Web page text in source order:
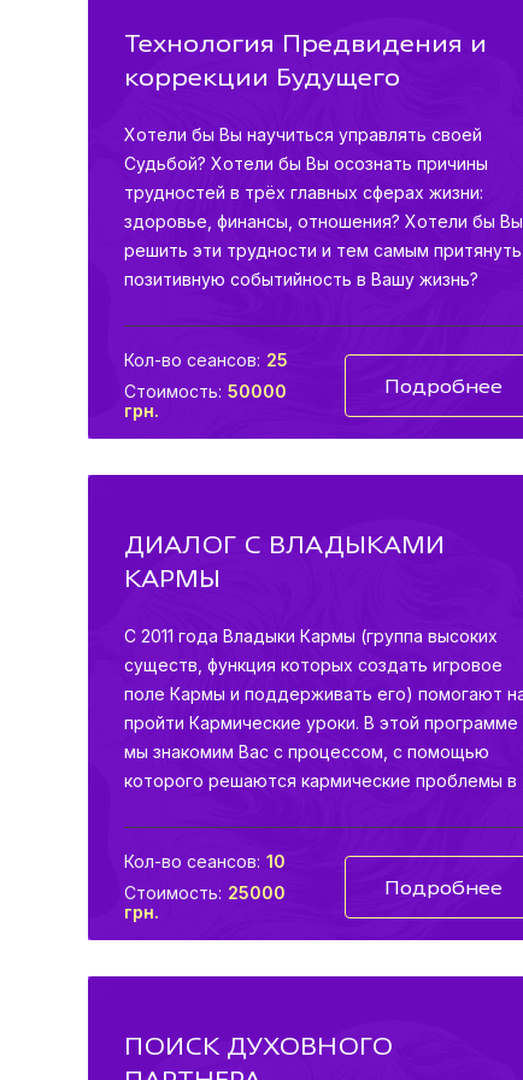
Технология Предвидения и
коррекции Будущего
Хотели бы Вы научиться управлять своей
Судьбой? Хотели бы Вы осознать причины
трудностей в трёх главных сферах жизни:
здоровье, финансы, отношения? Хотели бы Вы
решить эти трудности и тем самым притянуть
позитивную событийность в Вашу жизнь?
будущего? Программа также даст Вам
возможность уловить счастье в настоящем
моменте жизни и увидеть в нем начало
Кол-во сеансов: 25
Стоимость: 50000
грн.
Подробнее
ДИАЛОГ С ВЛАДЫКАМИ
КАРМЫ
С 2011 года Владыки Кармы (группа высоких
существ, функция которых создать игровое
поле Кармы и поддерживать его) помогают
пройти Кармические уроки. В этой программе
мы знакомим Вас с процессом, с помощью
которого решаются кармические проблемы в
Кол-во сеансов: 10
Стоимость: 25000
грн.
Подробнее
ПОИСК ДУХОВНОГО